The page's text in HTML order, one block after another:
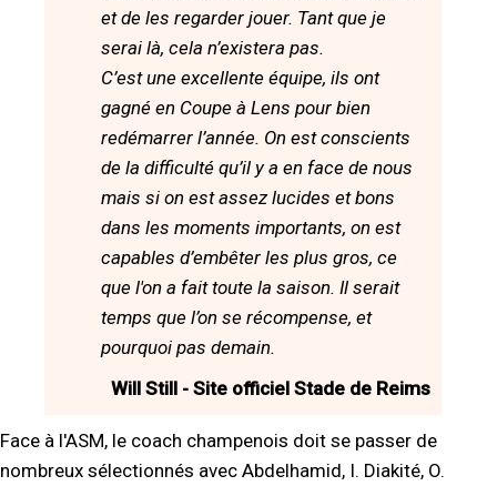
et de les regarder jouer. Tant que je
serai là, cela n’existera pas.
C’est une excellente équipe, ils ont
gagné en Coupe à Lens pour bien
redémarrer l’année. On est conscients
de la difficulté qu’il y a en face de nous
mais si on est assez lucides et bons
dans les moments importants, on est
capables d’embêter les plus gros, ce
que l'on a fait toute la saison. Il serait
temps que l’on se récompense, et
pourquoi pas demain.
Will Still - Site officiel Stade de Reims
Face à l'ASM, le coach champenois doit se passer de
nombreux sélectionnés avec Abdelhamid, I. Diakité, O.